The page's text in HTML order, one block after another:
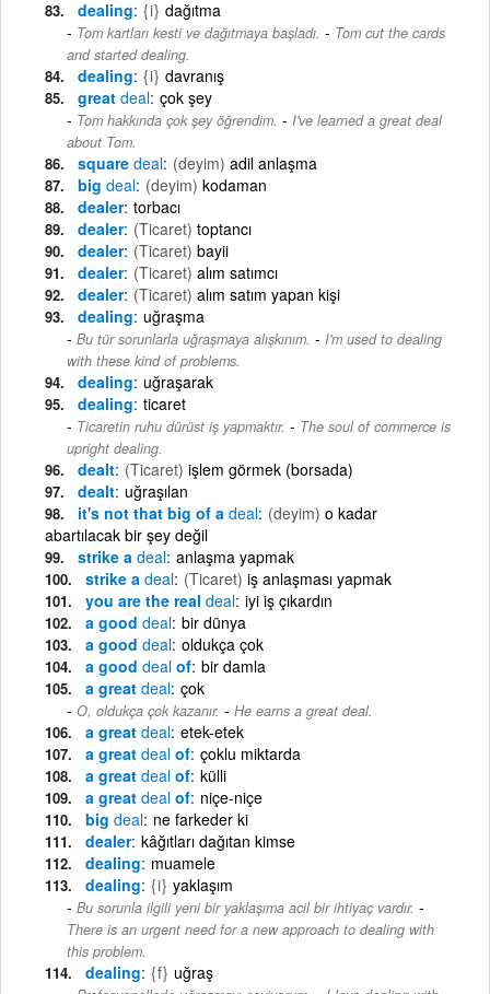
dealing {i} dağıtma
Tom kartları kesti ve dağıtmaya başladı. - Tom cut the cards
and started dealing.
dealing {i} davranış
great deal çok şey
Tom hakkında çok şey öğrendim. - I've learned a great deal
about Tom.
square deal (deyim) adil anlaşma
big deal (deyim) kodaman
dealer torbacı
dealer (Ticaret) toptancı
dealer (Ticaret) bayii
dealer (Ticaret) alım satımcı
dealer (Ticaret) alım satım yapan kişi
dealing uğraşma
Bu tür sorunlarla uğraşmaya alışkınım. - I'm used to dealing
with these kind of problems.
dealing uğraşarak
dealing ticaret
Ticaretin ruhu dürüst iş yapmaktır. - The soul of commerce is
upright dealing.
dealt (Ticaret) işlem görmek (borsada)
dealt uğraşılan
it's not that big of a deal (deyim) o kadar
abartılacak bir şey değil
strike a deal anlaşma yapmak
strike a deal (Ticaret) iş anlaşması yapmak
you are the real deal iyi iş çıkardın
a good deal bir dünya
a good deal oldukça çok
a good deal of bir damla
a great deal çok
O, oldukça çok kazanır. - He earns a great deal.
a great deal etek-etek
a great deal of çoklu miktarda
a great deal of külli
a great deal of niçe-niçe
big deal ne farkeder ki
dealer kâğıtları dağıtan kimse
dealing muamele
dealing {i} yaklaşım
Bu sorunla ilgili yeni bir yaklaşıma acil bir ihtiyaç vardır. -
There is an urgent need for a new approach to dealing with
this problem.
dealing {f} uğraş